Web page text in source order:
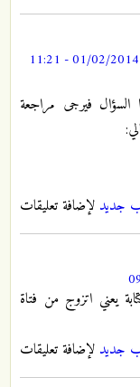
فيرجى مراجعة
جديد لإضافة تعليقات
يعني اتزوج من فتاة
جديد لإضافة تعليقات